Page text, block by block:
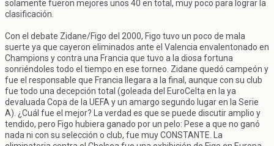
solamente fueron mejores unos 40 en total, muy poco para lograr la
clasificación.
Con el debate Zidane/Figo del 2000, Figo tuvo un poco de mala
suerte ya que cayeron eliminados ante el Valencia envalentonado en
Champions y contra una Francia que tuvo a la diosa fortuna
sonriéndoles todo el tiempo en ese torneo. Zidane quedó campeón y
fue el responsable que Francia llegara a la final, aunque con su club
fue todo una decepción total (goleada del EuroCelta en la ya
devaluada Copa de la UEFA y un amargo segundo lugar en la Serie
A). ¿Cuál fue el mejor? La verdad es que se puede discutir amplio y
tendido, pero Figo hubiera ganado por un pelo: Pese a que no ganó
nada ni con su selección o club, fue muy CONSTANTE. La